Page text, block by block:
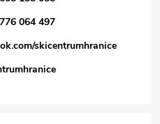
064 497
skicentrumhranice